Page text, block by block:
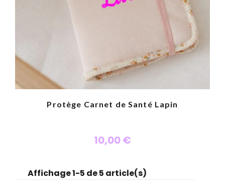
Personnaliser
Protège Carnet de Santé Lapin
10,00 €
Affichage 1-5 de 5 article(s)